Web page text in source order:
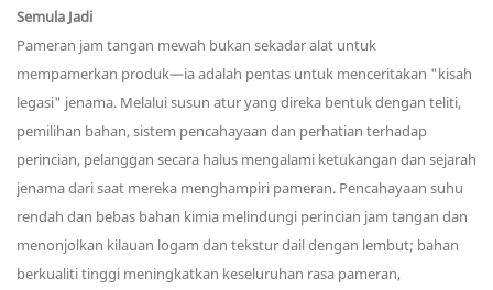
Semula Jadi
Pameran jam tangan mewah bukan sekadar alat untuk
mempamerkan produk—ia adalah pentas untuk menceritakan "kisah
legasi" jenama. Melalui susun atur yang direka bentuk dengan teliti,
pemilihan bahan, sistem pencahayaan dan perhatian terhadap
perincian, pelanggan secara halus mengalami ketukangan dan sejarah
jenama dari saat mereka menghampiri pameran. Pencahayaan suhu
rendah dan bebas bahan kimia melindungi perincian jam tangan dan
menonjolkan kilauan logam dan tekstur dail dengan lembut; bahan
berkualiti tinggi meningkatkan keseluruhan rasa pameran,